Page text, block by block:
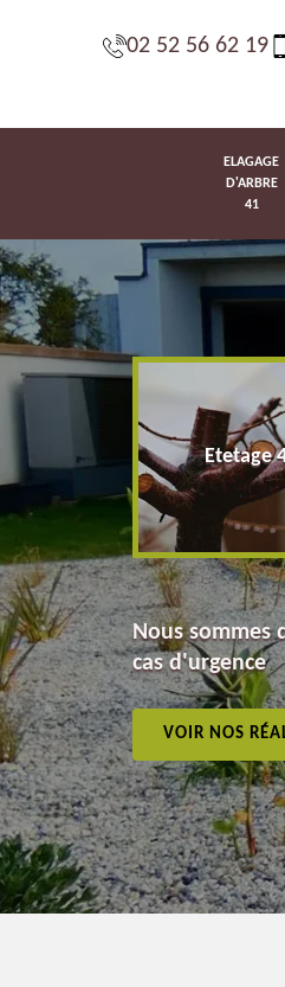
02 52 56 62 19
ELAGAGE
D'ARBRE
41
41 Etetage
Nous sommes
cas d'urgence
VOIR NOS